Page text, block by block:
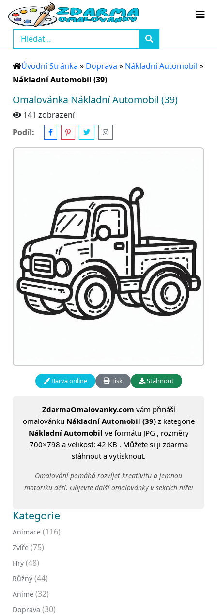
Úvodní Stránka » Doprava » Nákladní Automobil »
Nákladní Automobil (39)
Omalovánka Nákladní Automobil (39)
141 zobrazení
Podíl:
Barva online Tisk Stáhnout
ZdarmaOmalovanky.com vám přináší
omalovánku Nákladní Automobil (39)z kategorie
Nákladní Automobil ve formátu JPG , rozměry
700×798 a velikost: 42 KB . Můžete si ji zdarma
stáhnout a vytisknout.
Omalování pomáhá rozvíjet kreativitu a jemnou
motoriku dětí. Objevte další omalovánky v sekcích níže!
Kategorie
Animace (116)
Zvíře (75)
Hry (48)
Růžný (44)
Anime (32)
Doprava (30)